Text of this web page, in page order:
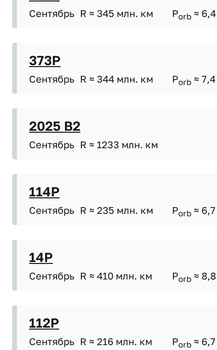
Сентябрь R ≈ 345 млн. км Porb ≈ 6,4
373P
Сентябрь R ≈ 344 млн. км Porb ≈ 7,4
2025 B2
Сентябрь R ≈ 1233 млн. км
114P
Сентябрь R ≈ 235 млн. км Porb ≈ 6,7
14P
Сентябрь R ≈ 410 млн. км Porb ≈ 8,8
112P
Сентябрь R ≈ 216 млн. км Porb ≈ 6,7